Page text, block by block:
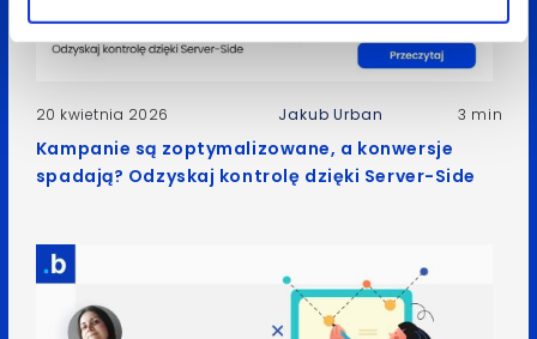
20 kwietnia 2026 Jakub Urban 3 min
Kampanie są zoptymalizowane, a konwersje
spadają? Odzyskaj kontrolę dzięki Server-Side